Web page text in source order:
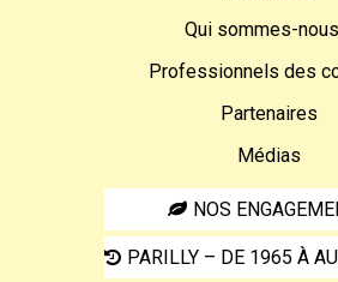
Qui sommes-
Professionnels des
Partenaires
Médias
NOS
PARILLY – DE 1965 À